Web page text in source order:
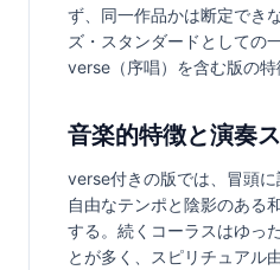
ず、同一作品かは断定でき
ズ・スタンダードとしての
verse（序唱）を含む版の特
音楽的特徴と演奏
verse付きの版では、冒頭に
自由なテンポと陰影のある
する。続くコーラスはゆっ
とが多く、スピリチュアル